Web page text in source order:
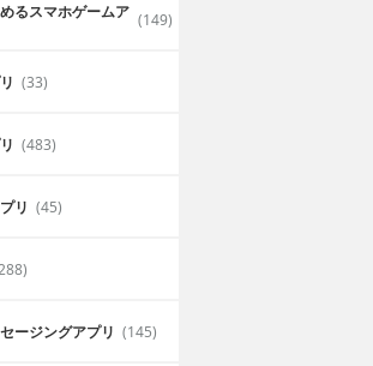
るスマホゲームア (149)
(33)
(483)
リ (45)
ージングアプリ (145)